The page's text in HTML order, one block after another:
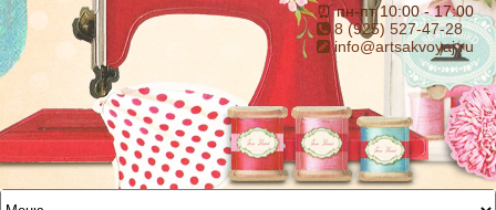
⏰ пн-пт 10:00 - 17:00
8 (925) 527-47-28
info@artsakvoyaj.ru